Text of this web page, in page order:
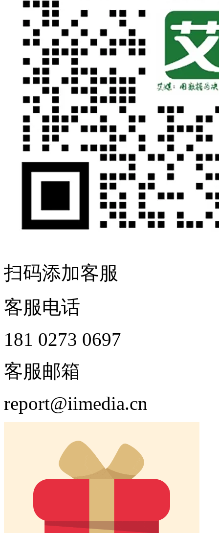
扫码添加客服
客服电话
181 0273 0697
客服邮箱
report@iimedia.cn